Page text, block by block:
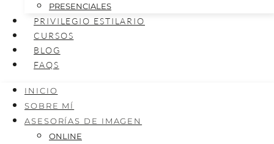
PRESENCIALES
PRIVILEGIO ESTILARIO
CURSOS
BLOG
FAQS
INICIO
SOBRE MÍ
ASESORÍAS DE IMAGEN
ONLINE